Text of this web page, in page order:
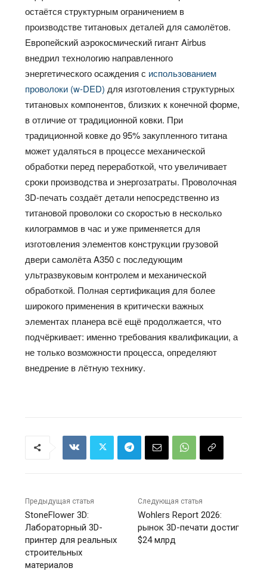
остаётся структурным ограничением в
производстве титановых деталей для самолётов.
Европейский аэрокосмический гигант Airbus
внедрил технологию направленного
энергетического осаждения с использованием
проволоки (w-DED) для изготовления структурных
титановых компонентов, близких к конечной форме,
в отличие от традиционной ковки. При
традиционной ковке до 95% закупленного титана
может удаляться в процессе механической
обработки перед переработкой, что увеличивает
сроки производства и энергозатраты. Проволочная
3D-печать создаёт детали непосредственно из
титановой проволоки со скоростью в несколько
килограммов в час и уже применяется для
изготовления элементов конструкции грузовой
двери самолёта A350 с последующим
ультразвуковым контролем и механической
обработкой. Полная сертификация для более
широкого применения в критически важных
элементах планера всё ещё продолжается, что
подчёркивает: именно требования квалификации, а
не только возможности процесса, определяют
внедрение в лётную технику.
Предыдущая статья
StoneFlower 3D:
Лабораторный 3D-
принтер для реальных
строительных
материалов
Следующая статья
Wohlers Report 2026:
рынок 3D-печати достиг
$24 млрд